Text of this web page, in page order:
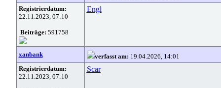
Registrierdatum:
22.11.2023, 07:10
Beiträge: 591758
Engl
xanbank verfasst am: 19.04.2026, 14:01
Registrierdatum:
22.11.2023, 07:10
Scar